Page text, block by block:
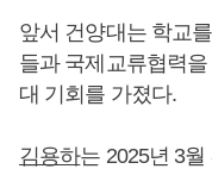
앞서 건양대는 학교
들과 국제교류협력
대 기회를 가졌다.
김용하는 2025년 3